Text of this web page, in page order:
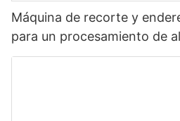
Máquina de recorte y
para un procesamiento de
estable.